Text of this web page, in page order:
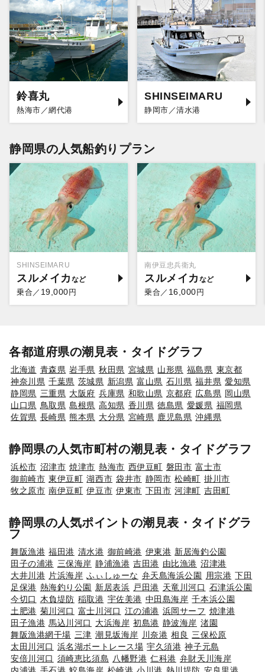
鈴喜丸
熱海市／網代港
SHINSEIMARU
静岡市／清水港
静岡県の人気船釣りプラン
SHINSEIMARU
スルメイカ
乗合／ 19,000円
南伊豆忠兵衛丸
スルメイカ
乗合／ 16,000円
各都道府県の潮見表・タイドグラフ
北海道 青森県 岩手県 秋田県 宮城県 山形県 福島県 東京都
神奈川県 千葉県 茨城県 新潟県 富山県 石川県 福井県 愛知県
静岡県 三重県 大阪府 兵庫県 和歌山県 京都府 広島県 岡山県
山口県 鳥取県 島根県 高知県 香川県 徳島県 愛媛県 福岡県
佐賀県 長崎県 熊本県 大分県 宮崎県 鹿児島県 沖縄県
静岡県の人気市町村の潮見表・タイドグラフ
浜松市 沼津市 焼津市 熱海市 西伊豆町 磐田市 富士市
御前崎市 東伊豆町 湖西市 袋井市 静岡市 松崎町 掛川市
牧之原市 南伊豆町 伊豆市 伊東市 下田市 河津町 吉田町
静岡県の人気ポイントの潮見表・タイドグラ
フ
舞阪漁港 福田港 清水港 御前崎港 伊東港 新居海釣公園
田子の浦港 三保海岸 静浦漁港 吉田港 由比漁港 沼津港
大井川港 片浜海岸 ふぃしゅーな 弁天島海浜公園 用宗港 下田
足保港 熱海釣り公園 新居表浜 戸田港 天竜川河口 石津浜公園
今切口
木負堤防 稲取港 宇佐美港 中田島海岸 千本浜公園
土肥港 菊川河口 富士川河口 江の浦港 浜岡サーフ 焼津港
田子漁港 馬込川河口 大浜海岸 初島港 静波海岸 渚園
舞阪漁港網干場 三津 潮見坂海岸 川奈港 相良 三保松原
太田川河口 浜名湖ボートレース場 宇久須港 神子元島
安倍川河口 須崎恵比須島 八幡野港 仁科港 弁財天川海岸
内浦港 手石港 鮫島海岸 松崎港 小川港 熱川堤防 安良里港